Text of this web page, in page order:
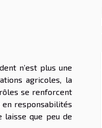
n’est plus une
agricoles, la
se renforcent
en responsabilités
laisse que peu de